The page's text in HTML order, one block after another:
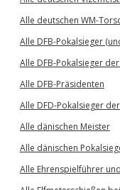
Alle deutschen WM-
Alle DFB-Pokalsieger
Alle DFB-Pokalsieger
Alle DFB-Präsidenten
Alle DFD-Pokalsieger
Alle dänischen Meister
Alle dänischen
Alle Ehrenspielführer